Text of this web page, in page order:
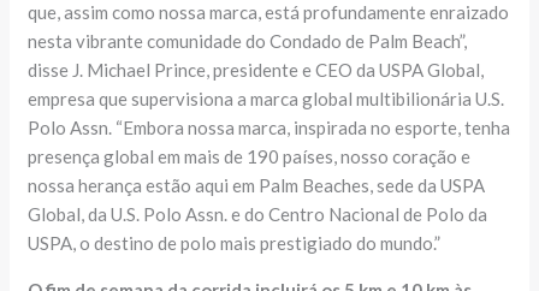
que, assim como nossa marca, está profundamente enraizado
nesta vibrante comunidade do Condado de Palm Beach”,
disse J. Michael Prince, presidente e CEO da USPA Global,
empresa que supervisiona a marca global multibilionária U.S.
Polo Assn. “Embora nossa marca, inspirada no esporte, tenha
presença global em mais de 190 países, nosso coração e
nossa herança estão aqui em Palm Beaches, sede da USPA
Global, da U.S. Polo Assn. e do Centro Nacional de Polo da
USPA, o destino de polo mais prestigiado do mundo.”